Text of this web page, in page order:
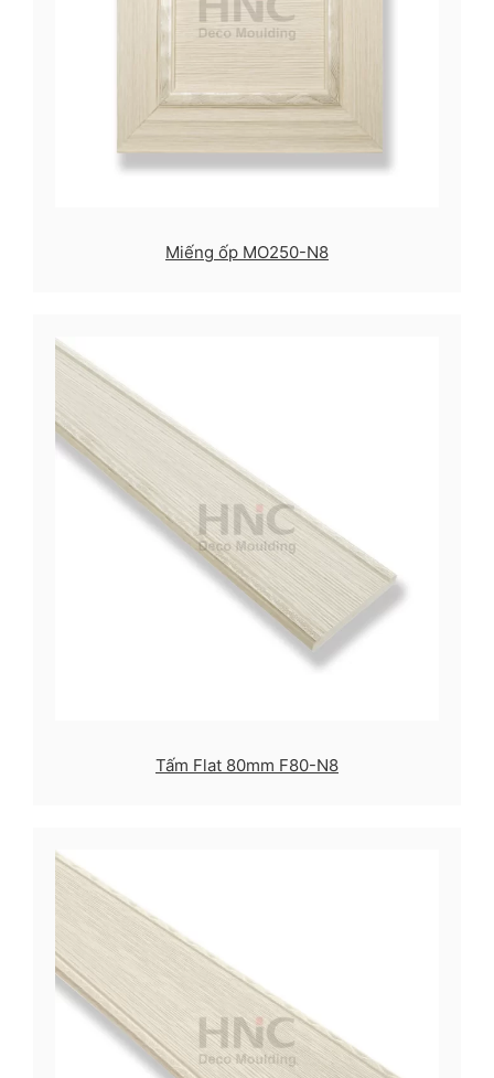
Miếng ốp MO250-N8
Tấm Flat 80mm F80-N8